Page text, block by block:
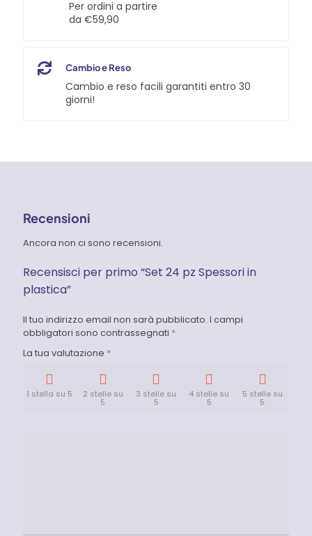
Per ordini a partire
da €59,90
Cambio e Reso
Cambio e reso facili garantiti entro 30
giorni!
Recensioni
Ancora non ci sono recensioni.
Recensisci per primo “Set 24 pz Spessori in
plastica”
Il tuo indirizzo email non sarà pubblicato. I campi
obbligatori sono contrassegnati *
La tua valutazione *
1 stella su 5 2 stelle su
5
3 stelle su
5
4 stelle su
5
5 stelle su
5